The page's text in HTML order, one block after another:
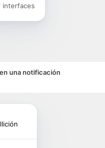
interfaces
una notificación